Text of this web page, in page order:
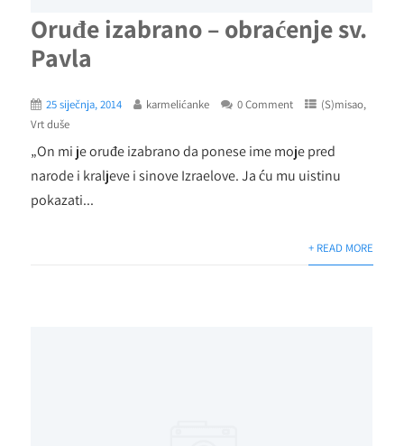
Oruđe izabrano – obraćenje sv.
Pavla
25 siječnja, 2014 karmelićanke 0 Comment (S)misao,
Vrt duše
„On mi je oruđe izabrano da ponese ime moje pred
narode i kraljeve i sinove Izraelove. Ja ću mu uistinu
pokazati...
+ READ MORE